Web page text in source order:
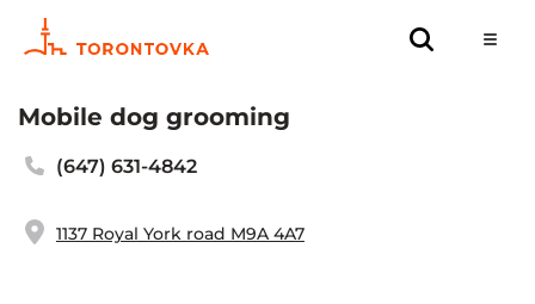
Mobile dog grooming
(647) 631-4842
1137 Royal York road M9A 4A7